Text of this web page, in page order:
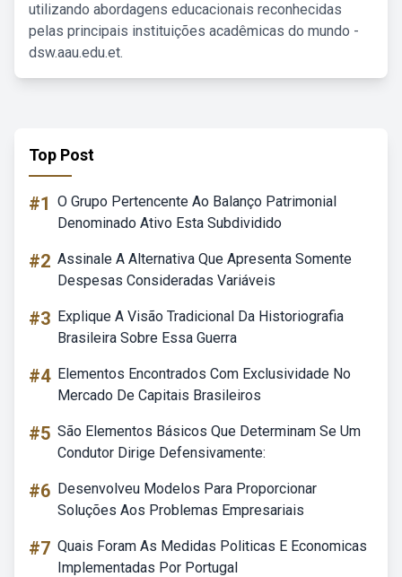
utilizando abordagens educacionais reconhecidas
pelas principais instituições acadêmicas do mundo -
dsw.aau.edu.et.
Top Post
#1 O Grupo Pertencente Ao Balanço Patrimonial
Denominado Ativo Esta Subdividido
#2 Assinale A Alternativa Que Apresenta Somente
Despesas Consideradas Variáveis
#3 Explique A Visão Tradicional Da Historiografia
Brasileira Sobre Essa Guerra
#4 Elementos Encontrados Com Exclusividade No
Mercado De Capitais Brasileiros
#5 São Elementos Básicos Que Determinam Se Um
Condutor Dirige Defensivamente:
#6 Desenvolveu Modelos Para Proporcionar
Soluções Aos Problemas Empresariais
#7 Quais Foram As Medidas Politicas E Economicas
Implementadas Por Portugal